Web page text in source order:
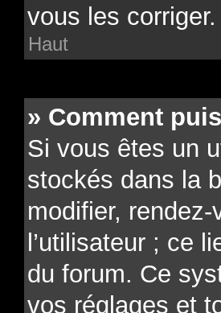
vous les corriger.
Haut
» Comment
Si vous êtes un
stockés dans la
modifier,
l’utilisateur ; ce
du forum. Ce
vos réglages et